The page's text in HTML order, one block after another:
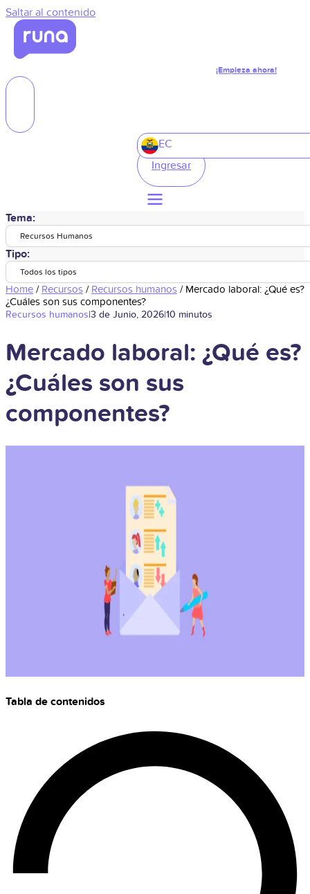
Saltar al contenido
¡Empieza ahora!
EC
Ingresar
Tema:
Recursos Humanos
Tipo:
Todos los tipos
Home / Recursos / Recursos humanos / Mercado laboral: ¿Qué es?
¿Cuáles son sus componentes?
Recursos humanos|3 de Junio, 2026|10 minutos
Mercado laboral: ¿Qué es?
¿Cuáles son sus
componentes?
Tabla de contenidos